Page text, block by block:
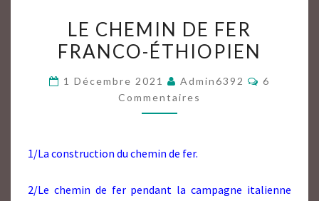
CHEMIN
FRANCO-
ÉTHIOPIEN
LE CHEMIN DE FER
FRANCO-ÉTHIOPIEN
1 Décembre 2021 Admin6392
6
Commentaires
1/La construction du chemin de fer.
2/Le chemin de fer pendant la campagne italienne